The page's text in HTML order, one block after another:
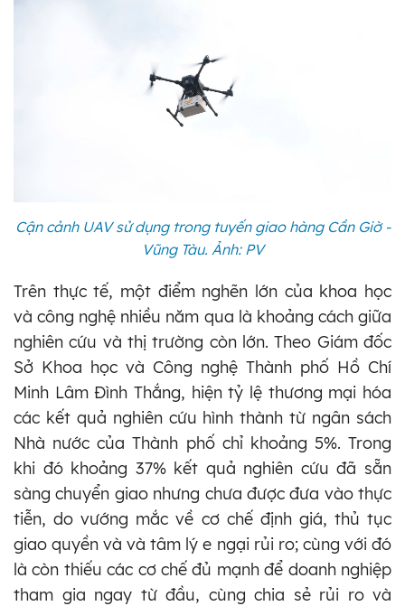
Cận cảnh UAV sử dụng trong tuyến giao hàng Cần Giờ -
Vũng Tàu. Ảnh: PV
Trên thực tế, một điểm nghẽn lớn của khoa học
và công nghệ nhiều năm qua là khoảng cách giữa
nghiên cứu và thị trường còn lớn. Theo Giám đốc
Sở Khoa học và Công nghệ Thành phố Hồ Chí
Minh Lâm Đình Thắng, hiện tỷ lệ thương mại hóa
các kết quả nghiên cứu hình thành từ ngân sách
Nhà nước của Thành phố chỉ khoảng 5%. Trong
khi đó khoảng 37% kết quả nghiên cứu đã sẵn
sàng chuyển giao nhưng chưa được đưa vào thực
tiễn, do vướng mắc về cơ chế định giá, thủ tục
giao quyền và và tâm lý e ngại rủi ro; cùng với đó
là còn thiếu các cơ chế đủ mạnh để doanh nghiệp
tham gia ngay từ đầu, cùng chia sẻ rủi ro và